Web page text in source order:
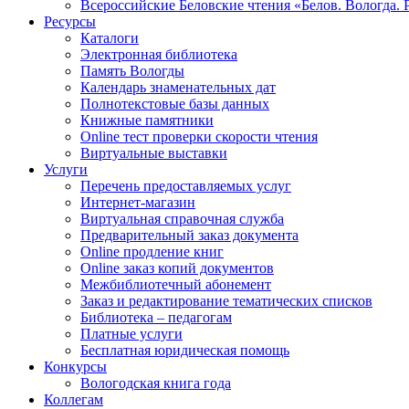
Всероссийские Беловские чтения «Белов. Вологда.
Ресурсы
Каталоги
Электронная библиотека
Память Вологды
Календарь знаменательных дат
Полнотекстовые базы данных
Книжные памятники
Online тест проверки скорости чтения
Виртуальные выставки
Услуги
Перечень предоставляемых услуг
Интернет-магазин
Виртуальная справочная служба
Предварительный заказ документа
Online продление книг
Online заказ копий документов
Межбиблиотечный абонемент
Заказ и редактирование тематических списков
Библиотека – педагогам
Платные услуги
Бесплатная юридическая помощь
Конкурсы
Вологодская книга года
Коллегам